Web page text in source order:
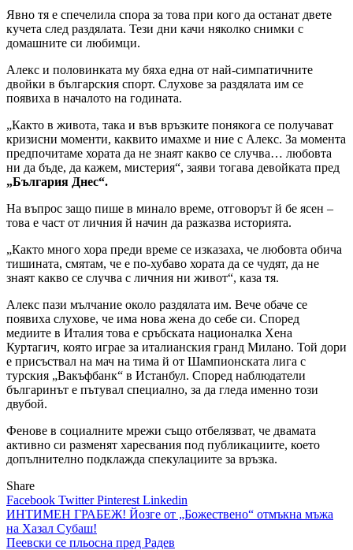
Явно тя е спечелила спора за това при кого да останат двете
кучета след раздялата. Тези дни качи няколко снимки с
домашните си любимци.
Алекс и половинката му бяха една от най-симпатичните
двойки в българския спорт. Слухове за раздялата им се
появиха в началото на годината.
„Както в живота, така и във връзките понякога се получават
кризисни моменти, каквито имахме и ние с Алекс. За момента
предпочитаме хората да не знаят какво се случва… любовта
ни да бъде, да кажем, мистерия“, заяви тогава девойката пред
„България Днес“.
На въпрос защо пише в минало време, отговорът й бе ясен –
това е част от личния й начин да разказва историята.
„Както много хора преди време се изказаха, че любовта обича
тишината, смятам, че е по-хубаво хората да се чудят, да не
знаят какво се случва с личния ни живот“, каза тя.
Алекс пази мълчание около раздялата им. Вече обаче се
появиха слухове, че има нова жена до себе си. Според
медиите в Италия това е сръбската националка Хена
Куртагич, която играе за италианския гранд Милано. Toй дори
е присъствал на мач на тима й от Шампионската лига с
турския „Вакъфбанк“ в Истанбул. Според наблюдатели
българинът е пътувал специално, за да гледа именно този
двубой.
Фенове в социалните мрежи също отбелязват, че двамата
активно си разменят харесвания под публикациите, което
допълнително подклажда спекулациите за връзка.
Share
Facebook TwitterPinterest Linkedin
Навигация
ИНТИМЕН ГРАБЕЖ! Йозге от „Божествено“ отмъкна мъжа
на Хазал Субаш!
Пеевски се пльосна пред Радев